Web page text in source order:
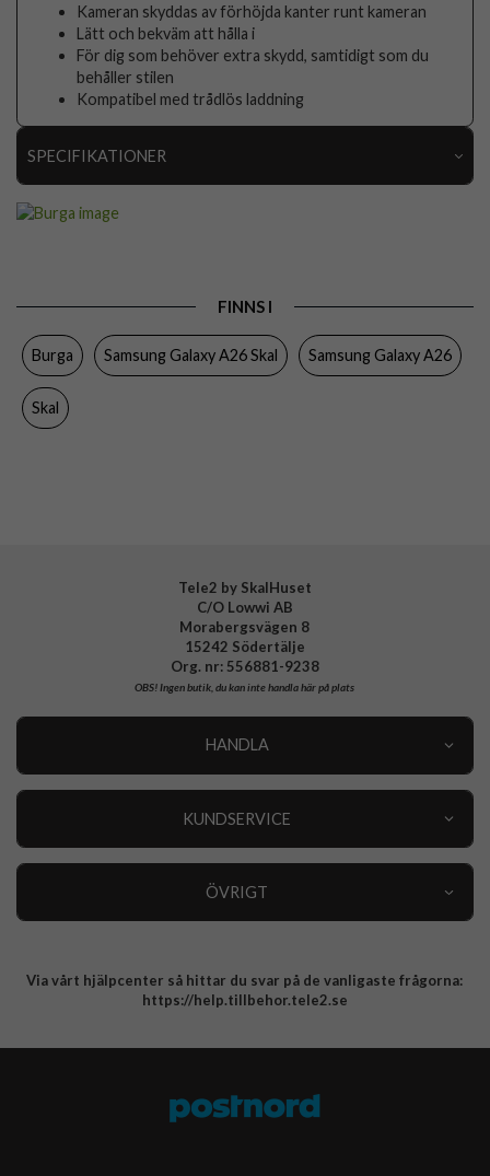
Kameran skyddas av förhöjda kanter runt kameran
Lätt och bekväm att hålla i
För dig som behöver extra skydd, samtidigt som du
behåller stilen
Kompatibel med trådlös laddning
SPECIFIKATIONER
Material Hårdplast (PC), Mjukplast (TPU)
Varumärke
Tillverkarens art nr
FINNS I
Burga Samsung Galaxy A26 Skal Samsung Galaxy A26
Skal
Tele2 by SkalHuset
C/O Lowwi AB
Morabergsvägen 8
15242 Södertälje
Org. nr: 556881-9238
OBS!Ingen butik, du kan inte handla här på plats
HANDLA
KUNDSERVICE
ÖVRIGT
Integritetspolicy
Via vårt hjälpcenter så hittar du svar på de vanligaste frågorna:
https://help.tillbehor.tele2.se